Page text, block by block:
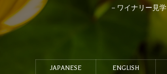
－ ワイナリー見学
JAPANESE ENGLISH